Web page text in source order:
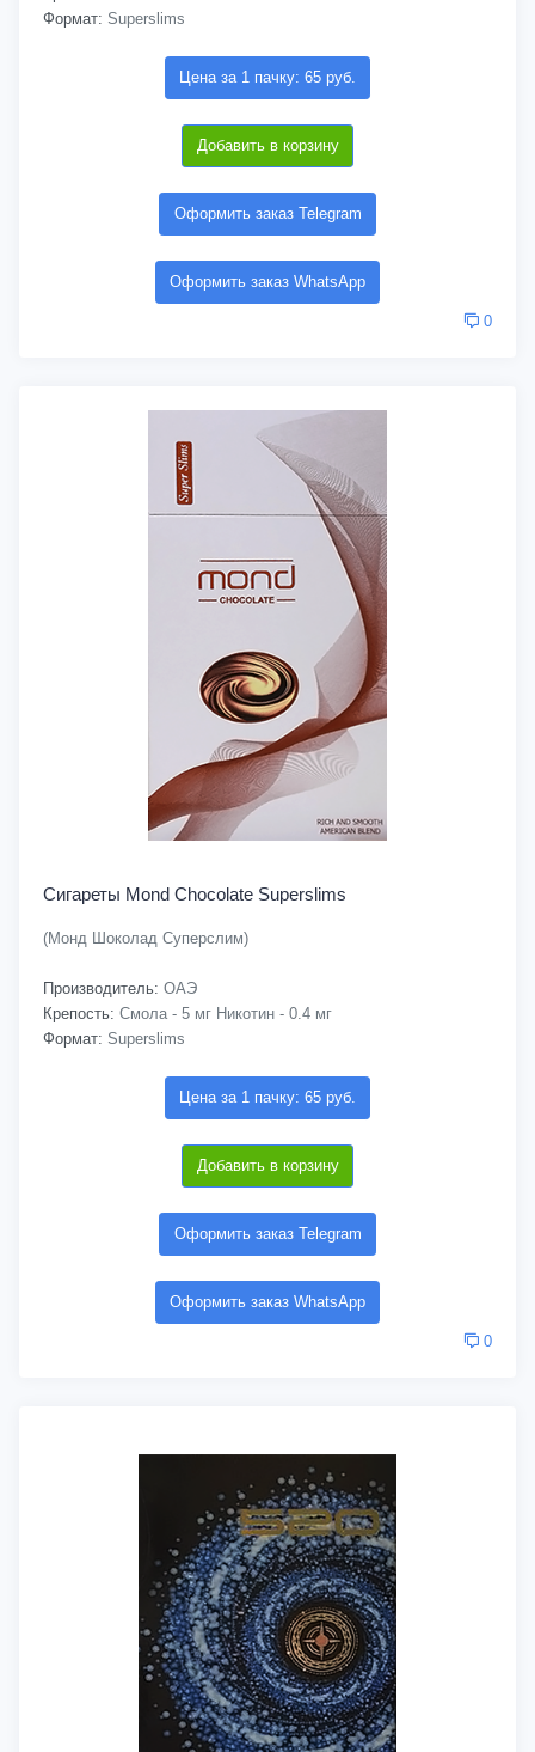
Формат: Superslims
Цена за 1 пачку: 65 руб.
Добавить в корзину
Оформить заказ Telegram
Оформить заказ WhatsApp
0
Сигареты Mond Chocolate Superslims
(Монд Шоколад Суперслим)
Производитель: ОАЭ
Крепость: Смола - 5 мг Никотин - 0.4 мг
Формат: Superslims
Цена за 1 пачку: 65 руб.
Добавить в корзину
Оформить заказ Telegram
Оформить заказ WhatsApp
0